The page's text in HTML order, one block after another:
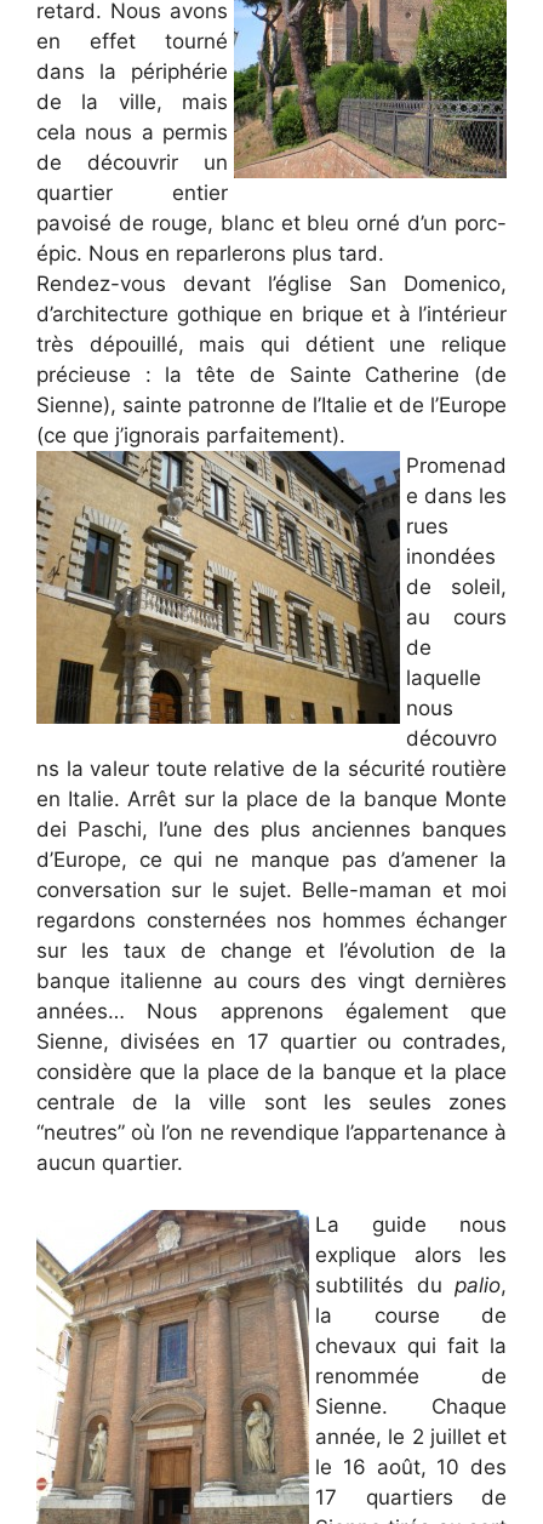
retard. Nous avons
en effet tourné
dans la périphérie
de la ville, mais
cela nous a permis
de découvrir un
quartier entier
pavoisé de rouge, blanc et bleu orné d’un porc-
épic. Nous en reparlerons plus tard.
Rendez-vous devant l’église San Domenico,
d’architecture gothique en brique et à l’intérieur
très dépouillé, mais qui détient une relique
précieuse : la tête de Sainte Catherine (de
Sienne), sainte patronne de l’Italie et de l’Europe
(ce que j’ignorais parfaitement).
Promenad
e dans les
rues
inondées
de soleil,
au cours
de
laquelle
nous
découvro
ns la valeur toute relative de la sécurité routière
en Italie. Arrêt sur la place de la banque Monte
dei Paschi, l’une des plus anciennes banques
d’Europe, ce qui ne manque pas d’amener la
conversation sur le sujet. Belle-maman et moi
regardons consternées nos hommes échanger
sur les taux de change et l’évolution de la
banque italienne au cours des vingt dernières
années… Nous apprenons également que
Sienne, divisées en 17 quartier ou contrades,
considère que la place de la banque et la place
centrale de la ville sont les seules zones
“neutres” où l’on ne revendique l’appartenance à
aucun quartier.
La guide nous
explique alors les
subtilités du palio,
la course de
chevaux qui fait la
renommée de
Sienne. Chaque
année, le 2 juillet et
le 16 août, 10 des
17 quartiers de